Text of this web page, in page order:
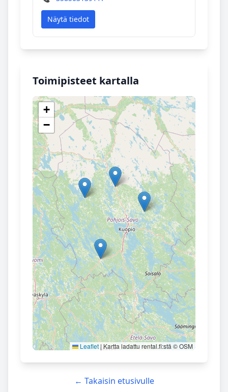
Näytä tiedot
Toimipisteet kartalla
+
−
Leaflet|Kartta ladattu rental.fi:stä © OSM
← Takaisin etusivulle